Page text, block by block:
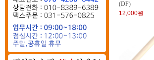
(DF)
12,000원